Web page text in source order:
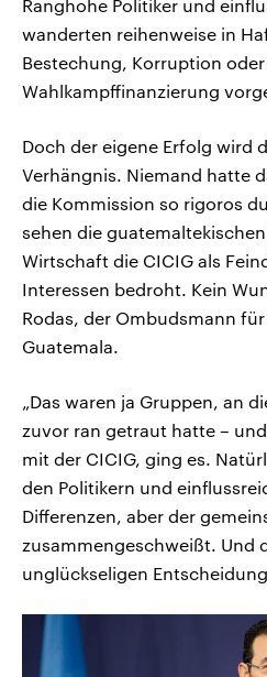
Ranghohe Politiker und
wanderten reihenweise in
Bestechung, Korruption
Wahlkampffinanzierung
Doch der eigene Erfolg wird
Verhängnis. Niemand hatte
die Kommission so rigoros
sehen die
Wirtschaft die CICIG als
Interessen bedroht. Kein
Rodas, der Ombudsmann
Guatemala.
„Das waren ja Gruppen, an
zuvor ran getraut hatte –
mit der CICIG, ging es.
den Politikern und
Differenzen, aber der
zusammengeschweißt. Und
unglückseligen